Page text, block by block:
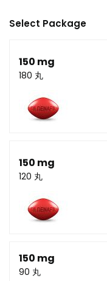
Select Package
150 mg
180 丸
150 mg
120 丸
150 mg
90 丸